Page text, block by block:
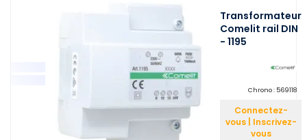
Transformateur
Comelit rail DIN
- 1195
Chrono : 569118
Connectez-
vous | Inscrivez-
vous